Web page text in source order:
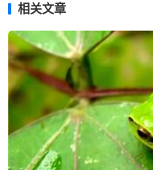
相关文章